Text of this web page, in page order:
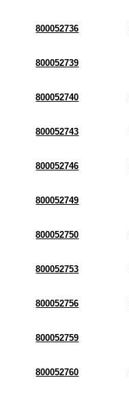
800052736
800052739
800052740
800052743
800052746
800052749
800052750
800052753
800052756
800052759
800052760